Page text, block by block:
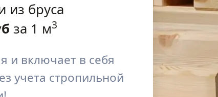
из бруса
за 1 м3
и включает в себя
учета стропильной